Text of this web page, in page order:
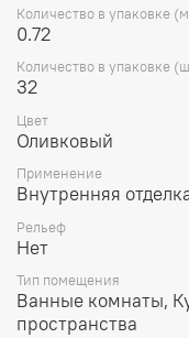
Количество в упаковке
0.72
Количество в упаковке
32
Цвет
Оливковый
Применение
Внутренняя
Рельеф
Нет
Тип помещения
Ванные комнаты,
пространства